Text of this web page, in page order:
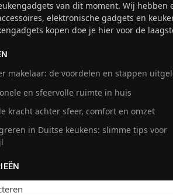
van dit moment. Wij hebben
elektronische gadgets en
kopen doe je hier voor de
makelaar: de voordelen en stappen
en sfeervolle ruimte in huis
kracht achter sfeer, comfort en omzet
in Duitse keukens: slimme tips voor